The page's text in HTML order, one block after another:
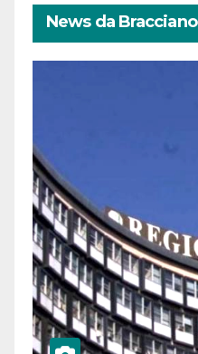
News da Bracciano